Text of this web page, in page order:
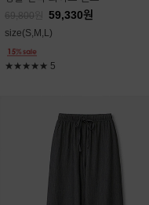
69,800 59,330원
size(S,M,L)
★★★★★ 5